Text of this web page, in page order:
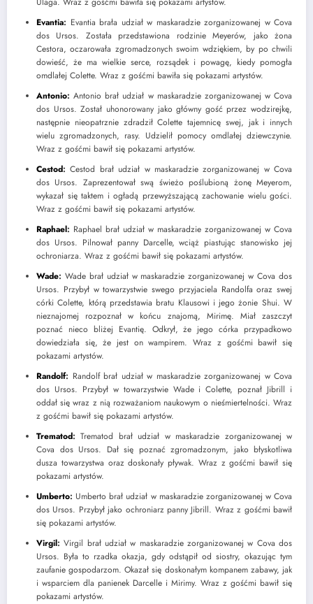
Evantia: Evantia brała udział w maskaradzie zorganizowanej w Cova
dos Ursos. Została przedstawiona rodzinie Meyerów, jako żona
Cestora, oczarowała zgromadzonych swoim wdziękiem, by po chwili
dowieść, że ma wielkie serce, rozsądek i powagę, kiedy pomogła
omdlałej Colette. Wraz z gośćmi bawiła się pokazami artystów.
Antonio: Antonio brał udział w maskaradzie zorganizowanej w Cova
dos Ursos. Został uhonorowany jako główny gość przez wodzirejkę,
następnie nieopatrznie zdradził Colette tajemnicę swej, jak i innych
wielu zgromadzonych, rasy. Udzielił pomocy omdlałej dziewczynie.
Wraz z gośćmi bawił się pokazami artystów.
Cestod: Cestod brał udział w maskaradzie zorganizowanej w Cova
dos Ursos. Zaprezentował swą świeżo poślubioną żonę Meyerom,
wykazał się taktem i ogładą przewyższającą zachowanie wielu gości.
Wraz z gośćmi bawił się pokazami artystów.
Raphael: Raphael brał udział w maskaradzie zorganizowanej w Cova
dos Ursos. Pilnował panny Darcelle, wciąż piastując stanowisko jej
ochroniarza. Wraz z gośćmi bawił się pokazami artystów.
Wade: Wade brał udział w maskaradzie zorganizowanej w Cova dos
Ursos. Przybył w towarzystwie swego przyjaciela Randolfa oraz swej
córki Colette, którą przedstawia bratu Klausowi i jego żonie Shui. W
nieznajomej rozpoznał w końcu znajomą, Mirimę. Miał zaszczyt
poznać nieco bliżej Evantię. Odkrył, że jego córka przypadkowo
dowiedziała się, że jest on wampirem. Wraz z gośćmi bawił się
pokazami artystów.
Randolf: Randolf brał udział w maskaradzie zorganizowanej w Cova
dos Ursos. Przybył w towarzystwie Wade i Colette, poznał Jibrill i
oddał się wraz z nią rozważaniom naukowym o nieśmiertelności. Wraz
z gośćmi bawił się pokazami artystów.
Trematod: Trematod brał udział w maskaradzie zorganizowanej w
Cova dos Ursos. Dał się poznać zgromadzonym, jako błyskotliwa
dusza towarzystwa oraz doskonały pływak. Wraz z gośćmi bawił się
pokazami artystów.
Umberto: Umberto brał udział w maskaradzie zorganizowanej w Cova
dos Ursos. Przybył jako ochroniarz panny Jibrill. Wraz z gośćmi bawił
się pokazami artystów.
Virgil: Virgil brał udział w maskaradzie zorganizowanej w Cova dos
Ursos. Była to rzadka okazja, gdy odstąpił od siostry, okazując tym
zaufanie gospodarzom. Okazał się doskonałym kompanem zabawy, jak
i wsparciem dla panienek Darcelle i Mirimy. Wraz z gośćmi bawił się
pokazami artystów.